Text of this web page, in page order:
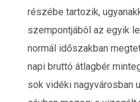
részébe tartozik,
szempontjából az egyik
normál időszakban
napi bruttó átlagbér
sok vidéki nagyvárosban